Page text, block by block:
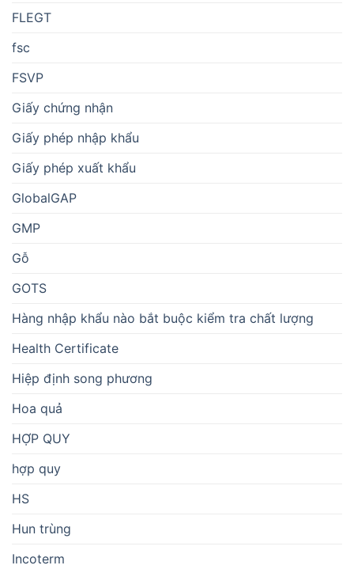
FLEGT
fsc
FSVP
Giấy chứng nhận
Giấy phép nhập khẩu
Giấy phép xuất khẩu
GlobalGAP
GMP
Gỗ
GOTS
Hàng nhập khẩu nào bắt buộc kiểm tra chất lượng
Health Certificate
Hiệp định song phương
Hoa quả
HỢP QUY
hợp quy
HS
Hun trùng
Incoterm